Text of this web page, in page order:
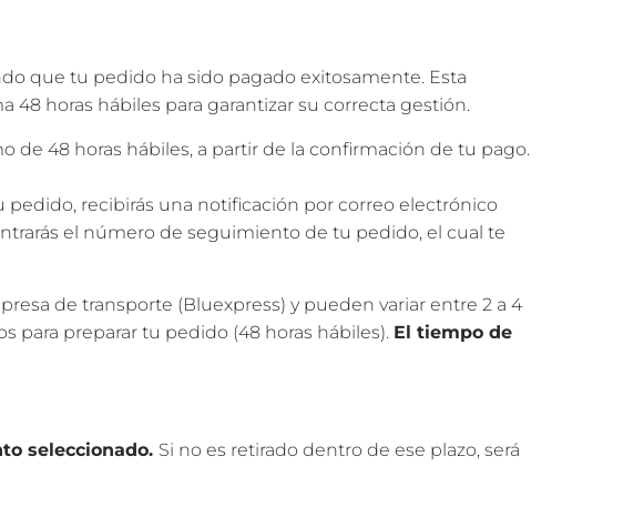
que tu pedido ha sido pagado exitosamente. Esta
horas hábiles para garantizar su correcta gestión.
48 horas hábiles, a partir de la confirmación de tu pago.
recibirás una notificación por correo electrónico
el número de seguimiento de tu pedido, el cual te
de transporte (Bluexpress) y pueden variar entre 2 a 4
para preparar tu pedido (48 horas hábiles). El tiempo de
seleccionado. Si no es retirado dentro de ese plazo, será